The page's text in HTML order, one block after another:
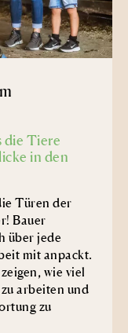
die Tiere
in den
Türen der
Bauer
über jede
mit anpackt.
wie viel
arbeiten und
zu